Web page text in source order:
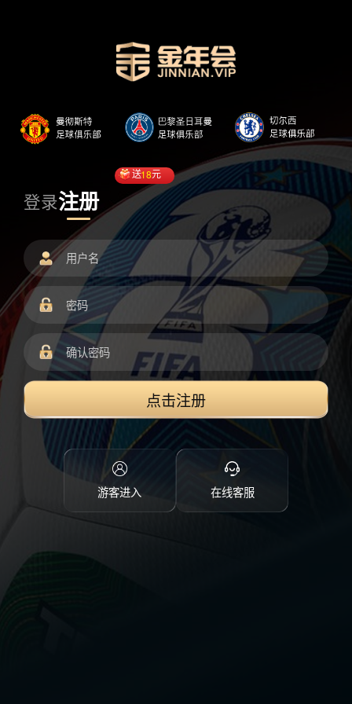
登录注册
送18元
点击注册
游客进入 在线客服